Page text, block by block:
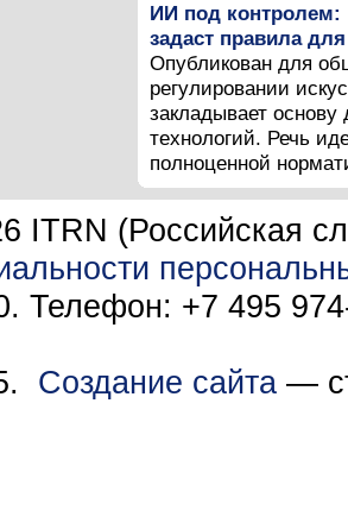
ИИ под контролем:
задаст правила
Опубликован для
регулировании
закладывает
технологий. Речь
полноценной
ITRN (Российская
Телефон: +7 495
Создание сайта —